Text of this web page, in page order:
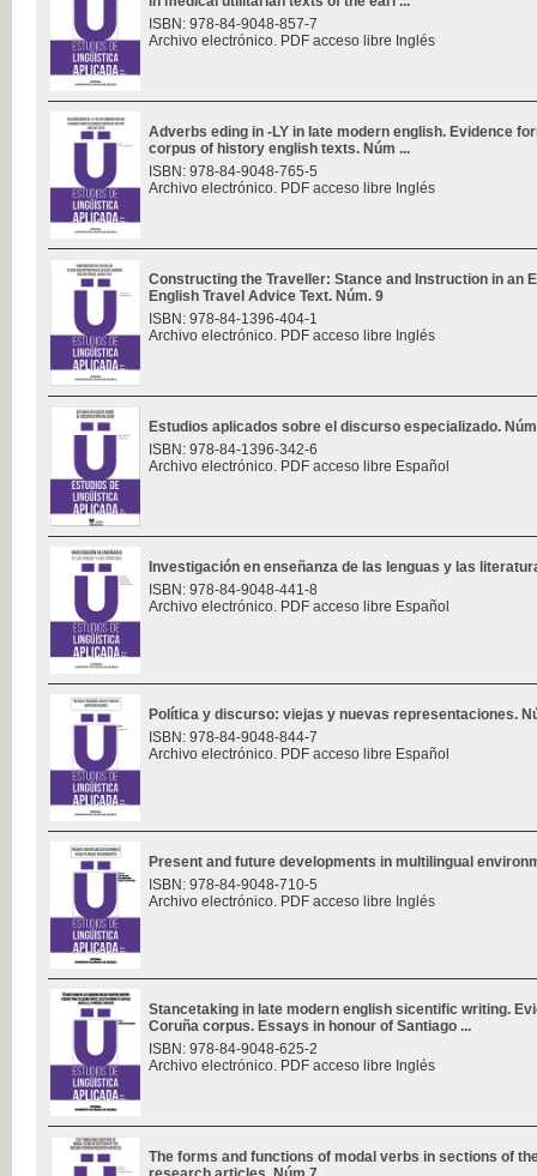
ISBN: 978-84-9048-857-7
Archivo electrónico. PDF acceso libre Inglés
Adverbs eding in -LY in late modern english. Evidence
corpus of history english texts. Núm ...
ISBN: 978-84-9048-765-5
Archivo electrónico. PDF acceso libre Inglés
Constructing the Traveller: Stance and Instruction in an
English Travel Advice Text. Núm. 9
ISBN: 978-84-1396-404-1
Archivo electrónico. PDF acceso libre Inglés
Estudios aplicados sobre el discurso especializado.
ISBN: 978-84-1396-342-6
Archivo electrónico. PDF acceso libre Español
Investigación en enseñanza de las lenguas y las
ISBN: 978-84-9048-441-8
Archivo electrónico. PDF acceso libre Español
Política y discurso: viejas y nuevas representaciones.
ISBN: 978-84-9048-844-7
Archivo electrónico. PDF acceso libre Español
Present and future developments in multilingual
ISBN: 978-84-9048-710-5
Archivo electrónico. PDF acceso libre Inglés
Stancetaking in late modern english sicentific writing.
Coruña corpus. Essays in honour of Santiago ...
ISBN: 978-84-9048-625-2
Archivo electrónico. PDF acceso libre Inglés
The forms and functions of modal verbs in sections of